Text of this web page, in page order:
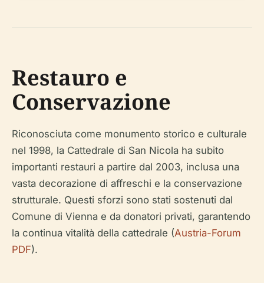
Restauro e
Conservazione
Riconosciuta come monumento storico e culturale
nel 1998, la Cattedrale di San Nicola ha subito
importanti restauri a partire dal 2003, inclusa una
vasta decorazione di affreschi e la conservazione
strutturale. Questi sforzi sono stati sostenuti dal
Comune di Vienna e da donatori privati, garantendo
la continua vitalità della cattedrale (Austria-Forum
PDF).